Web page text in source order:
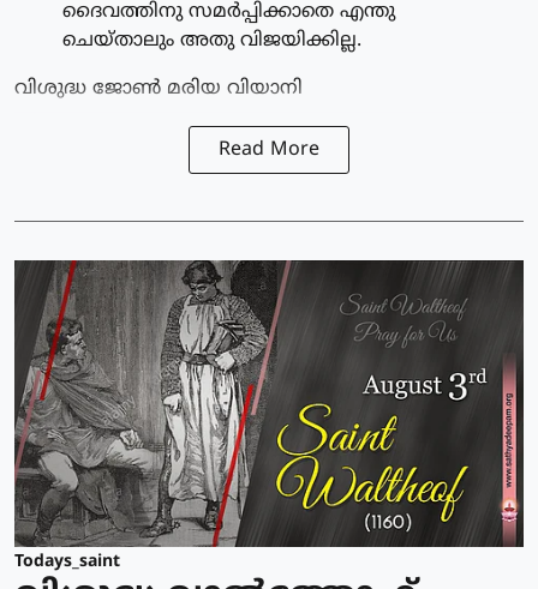
ദൈവത്തിനു സമര്‍പ്പിക്കാതെ എന്തു
ചെയ്താലും അതു വിജയിക്കില്ല.
വിശുദ്ധ ജോണ്‍ മരിയ വിയാനി
Read More
Todays_saint